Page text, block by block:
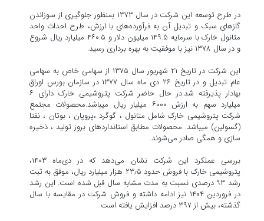
در طرح توسعه این شرکت در سال ۱۳۷۳ بمنظور جلوگیری از سوزاندن
گازهای سبک و تبدیل آن به فرآورده‌های با ارزش، طرح احداث واحد
متانول خارک با سرمایه ۱۴۹.۵ میلیون دلار و ۴۶۰.۵ میلیارد ریال شروع
و در سال ۱۳۷۸ نیز با موفقیت به بهره برداری رسید.
این شرکت در تاریخ ۲۱ شهریور سال ۱۳۷۵ از سهامی خاص به سهامی
عام تبدیل و در تاریخ ۲۶ دی ماه سال ۱۳۷۷ در سازمان بورس اوراق
بهادار پذیرفته شد.در حال حاضر شرکت پتروشیمی خارک دارای ۶
میلیارد سهم به ارزش ۶۰۰۰ میلیار ریال میباشد.محصولات مجتمع
شرکت پتروشیمی خارک شامل متانول ، گوگرد ،پروپان ، بوتان ، نفتا
(گسولین) میباشد. محصولات مطابق استانداردهای بروز تولید ، ذخیره
سازی و همگی صادر می‌شوند.
بررسی عملکرد این شرکت نشان می‌دهد که در دی‌ماه ۱۴۰۳،
پتروشیمی خارک با فروش حدود ۲۳٫۵ هزار میلیارد ریال، موفق به ثبت
رشد ۹۳ درصدی نسبت به مدت مشابه سال قبل شده است. این رشد
در فروردین ۱۴۰۴ نیز ادامه داشته و فروش شرکت در مقایسه با سال
گذشته، بیش از ۳۹۷ درصد افزایش یافته است.